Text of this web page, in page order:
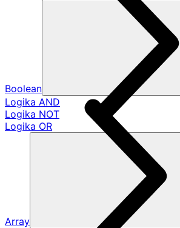
Boolean
Logika AND
Logika NOT
Logika OR
Array